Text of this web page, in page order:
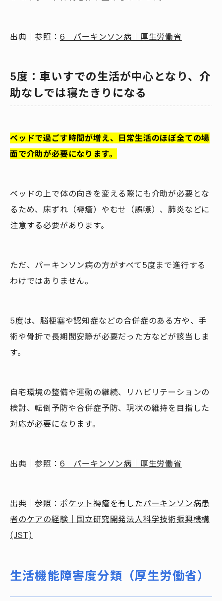
出典｜参照： 6 パーキンソン病｜厚生労働省
5度：車いすでの生活が中心となり、介
助なしでは寝たきりになる
ベッドで過ごす時間が増え、日常生活のほぼ全ての場
面で介助が必要になります。
ベッドの上で体の向きを変える際にも介助が必要とな
るため、床ずれ（褥瘡）やむせ（誤嚥）、肺炎などに
注意する必要があります。
ただ、パーキンソン病の方がすべて5度まで進行する
わけではありません。
5度は、脳梗塞や認知症などの合併症のある方や、手
術や骨折で長期間安静が必要だった方などが該当しま
す。
自宅環境の整備や運動の継続、リハビリテーションの
検討、転倒予防や合併症予防、現状の維持を目指した
対応が必要になります。
出典｜参照： 6 パーキンソン病｜厚生労働省
出典｜参照： ポケット褥瘡を有したパーキンソン病患
者のケアの経験｜国立研究開発法人科学技術振興機構
(JST)
生活機能障害度分類（厚生労働省）